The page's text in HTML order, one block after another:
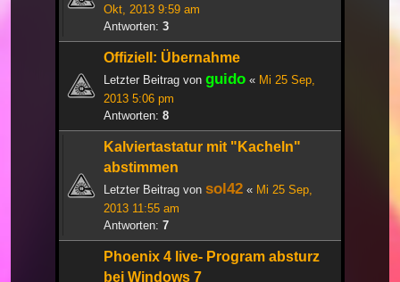
Okt, 2013 9:59 am
Antworten: 3
Offiziell: Übernahme
Letzter Beitrag von guido « Mi 25 Sep,
2013 5:06 pm
Antworten: 8
Kalviertastatur mit "Kacheln"
abstimmen
Letzter Beitrag von sol42 « Mi 25 Sep,
2013 11:55 am
Antworten: 7
Phoenix 4 live- Program absturz
bei Windows 7